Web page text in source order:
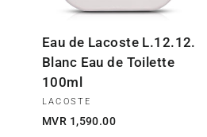
Eau de Lacoste L.12.12.
Blanc Eau de Toilette
100ml
LACOSTE
MVR 1,590.00